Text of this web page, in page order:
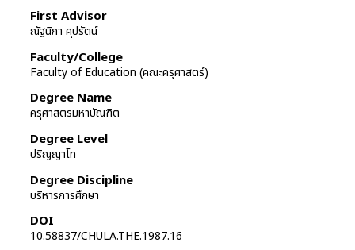
First Advisor
ณัฐนิภา คุปรัตน์
Faculty/College
Faculty of Education (คณะครุศาสตร์)
Degree Name
ครุศาสตรมหาบัณฑิต
Degree Level
ปริญญาโท
Degree Discipline
บริหารการศึกษา
DOI
10.58837/CHULA.THE.1987.16